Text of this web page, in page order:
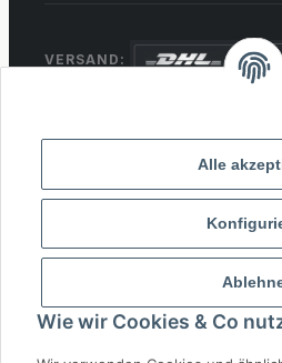
Alle
Wie wir Cookies & Co
VERSAND:
© 2026 MCTRADE24.